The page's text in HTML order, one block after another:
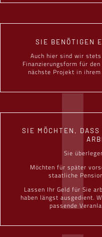
SIE BENÖTIGEN
Auch hier sind wir
Finanzierungsform für
nächste Projekt in
SIE MÖCHTEN,
Sie
Möchten für später
staatliche
Lassen Ihr Geld für Sie
haben längst ausgedient.
passende